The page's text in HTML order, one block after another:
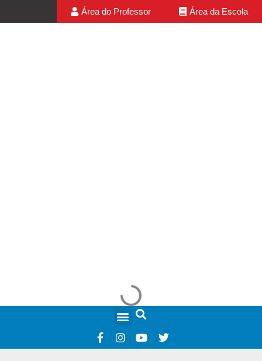
Área do Professor Área da Escola